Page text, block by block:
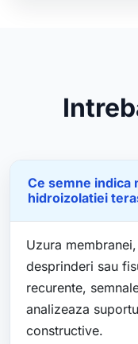
Ce semne indica
hidroizolatiei
Uzura
desprinderi sau
recurente,
analizeaza
constructive.